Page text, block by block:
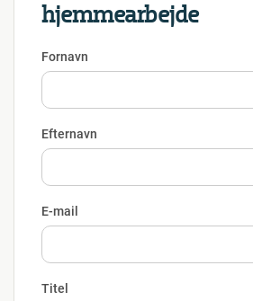
hjemmearbejde
Fornavn
Efternavn
E-mail
Titel